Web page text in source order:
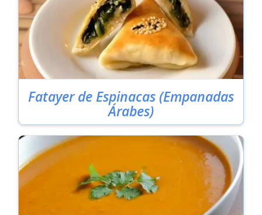
Fatayer de Espinacas (Empanadas
Árabes)